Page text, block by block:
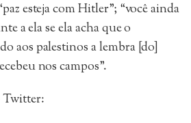
esteja com Hitler”; “você ainda
a ela se ela acha que o
aos palestinos a lembra [do]
nos campos”.
Twitter: